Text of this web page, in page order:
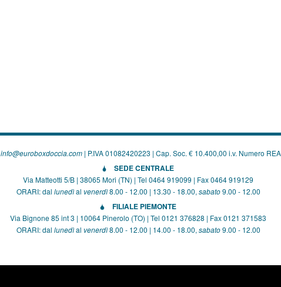
info@euroboxdoccia.com| P.IVA 01082420223 | Cap. Soc. € 10.400,00 i.v. Numero
SEDE CENTRALE
Via Matteotti 5/B | 38065 Mori (TN) | Tel 0464 919099 | Fax 0464 919129
ORARI: dal lunedìal venerdì8.00 - 12.00 | 13.30 - 18.00, sabato9.00 - 12.00
FILIALE PIEMONTE
Via Bignone 85 int 3 | 10064 Pinerolo (TO) | Tel 0121 376828 | Fax 0121 371583
ORARI: dal lunedìal venerdì8.00 - 12.00 | 14.00 - 18.00, sabato9.00 - 12.00